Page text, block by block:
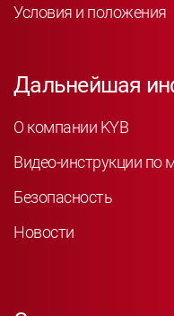
Условия и положения
Дальнейшая
О компании KYB
Видео-инструкции по
Безопасность
Новости